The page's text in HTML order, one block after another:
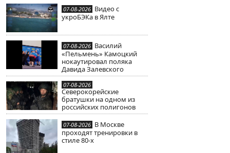
07-08-2026 Видео с
укроБЭКа в Ялте
07-08-2026 Василий
«Пельмень» Камоцкий
нокаутировал поляка
Давида Залевского
07-08-2026
Северокорейские
братушки на одном из
российских полигонов
07-08-2026 В Москве
проходят тренировки в
стиле 80-х